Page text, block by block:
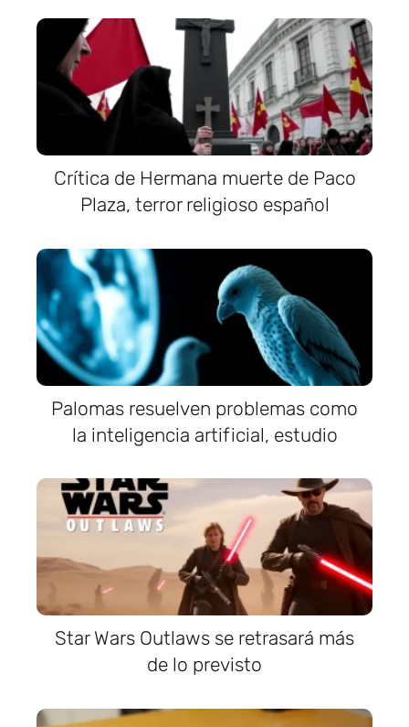
Crítica de Hermana muerte de Paco
Plaza, terror religioso español
Palomas resuelven problemas como
la inteligencia artificial, estudio
Star Wars Outlaws se retrasará más
de lo previsto